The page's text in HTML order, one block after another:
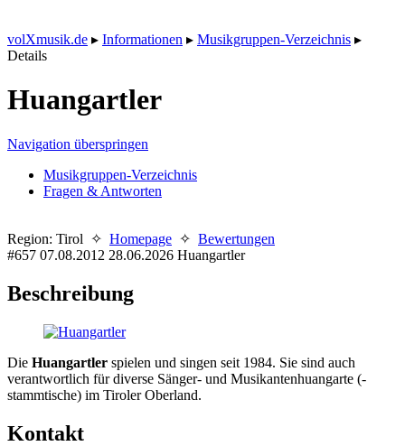
volXmusik.de ▸ Informationen ▸ Musikgruppen-Verzeichnis ▸
Details
Huangartler
Navigation überspringen
Musikgruppen-Verzeichnis
Fragen & Antworten
Region: Tirol ✧ Homepage ✧ Bewertungen
#657 07.08.2012 28.06.2026 Huangartler
Beschreibung
Die Huangartler spielen und singen seit 1984. Sie sind auch
verantwortlich für diverse Sänger- und Musikantenhuangarte (-
stammtische) im Tiroler Oberland.
Kontakt